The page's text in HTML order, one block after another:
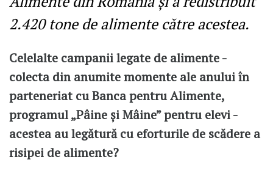
2.420 tone de alimente către acestea.
Celelalte campanii legate de alimente -
colecta din anumite momente ale anului în
parteneriat cu Banca pentru Alimente,
programul „Pâine și Mâine” pentru elevi -
acestea au legătură cu eforturile de scădere a
risipei de alimente?